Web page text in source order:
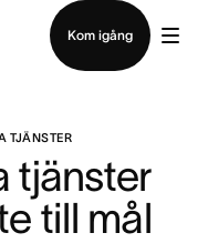
Kom igång
TJÄNSTER
tjänster
till mål